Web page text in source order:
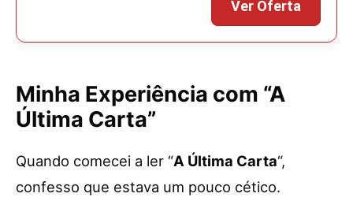
Minha Experiência com “A
Última Carta”
Quando comecei a ler “A Última Carta“,
confesso que estava um pouco cético.